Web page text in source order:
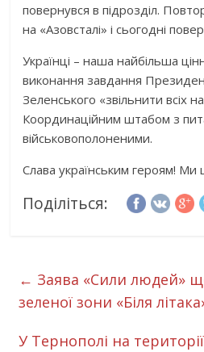
повернувся в підрозділ.
на «Азовсталі» і сьогодні
Українці – наша найбільша
виконання завдання
Зеленського «звільнити всіх
Координаційним штабом з
військовополоненими.
Слава українським героям!
Поділіться:
← Заява «Сили людей»
зеленої зони «Біля
У Тернополі на